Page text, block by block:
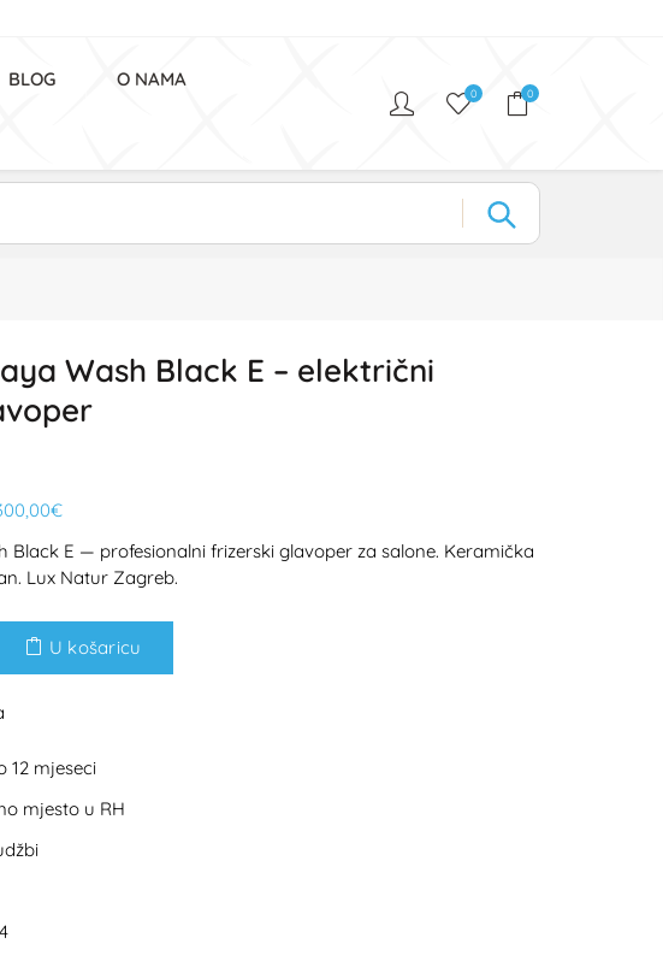
BLOG O NAMA
0 0
Wash Black E – električni
Black E — profesionalni frizerski glavoper za salone. Keramička
Lux Natur Zagreb.
U košaricu
12 mjeseci
mjesto u RH